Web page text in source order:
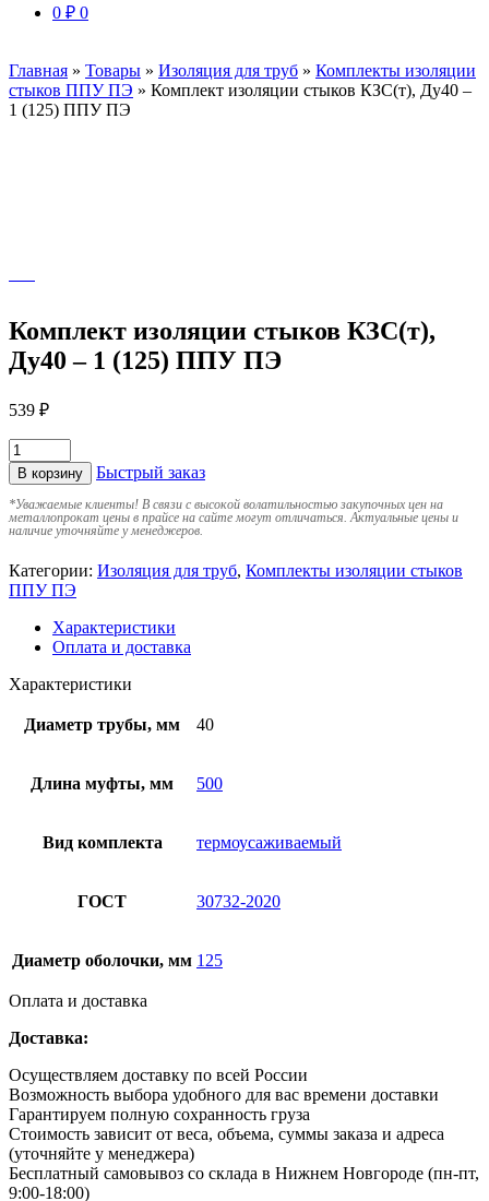
0 ₽ 0
Главная » Товары » Изоляция для труб » Комплекты изоляции
стыков ППУ ПЭ » Комплект изоляции стыков КЗС(т), Ду40 –
1 (125) ППУ ПЭ
Комплект изоляции стыков КЗС(т),
Ду40 – 1 (125) ППУ ПЭ
539 ₽
В корзину Быстрый заказ
*Уважаемые клиенты! В связи с высокой волатильностью закупочных цен на
металлопрокат цены в прайсе на сайте могут отличаться. Актуальные цены и
наличие уточняйте у менеджеров.
Категории: Изоляция для труб, Комплекты изоляции стыков
ППУ ПЭ
Характеристики
Оплата и доставка
Характеристики
Диаметр трубы, мм 40
Длина муфты, мм 500
Вид комплекта термоусаживаемый
ГОСТ 30732-2020
Диаметр оболочки, мм 125
Оплата и доставка
Доставка:
Осуществляем доставку по всей России
Возможность выбора удобного для вас времени доставки
Гарантируем полную сохранность груза
Стоимость зависит от веса, объема, суммы заказа и адреса
(уточняйте у менеджера)
Бесплатный самовывоз со склада в Нижнем Новгороде (пн-пт,
9:00-18:00)